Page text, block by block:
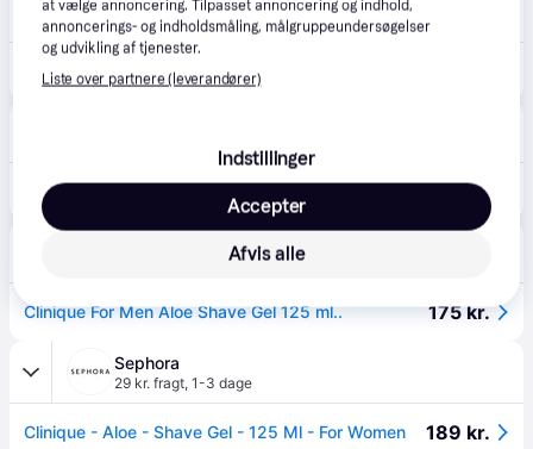
35 kr. fragt,1-2 dage
Clinique For Men Aloe Shave Gel 125 ml
160 kr.
Creme de la Creme
1-3 dage
Clinique For Men Aloe Shave Gel 125 ml.. 175 kr.
Sephora
29 kr. fragt, 1-3 dage
Clinique - Aloe - Shave Gel - 125 Ml - For Women 189 kr.
at vælge annoncering. Tilpasset annoncering og indhold,
annoncerings- og indholdsmåling, målgruppeundersøgelser
og udvikling af tjenester.
Liste over partnere (leverandører)
Indstillinger
Afvis alle
Accepter